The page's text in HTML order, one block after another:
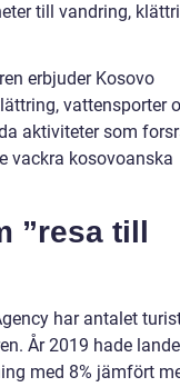
till vandring,
erbjuder Kosovo
vattensporter
aktiviteter som
vackra kosovoanska
”resa till
har antalet
År 2019 hade
med 8% jämfört